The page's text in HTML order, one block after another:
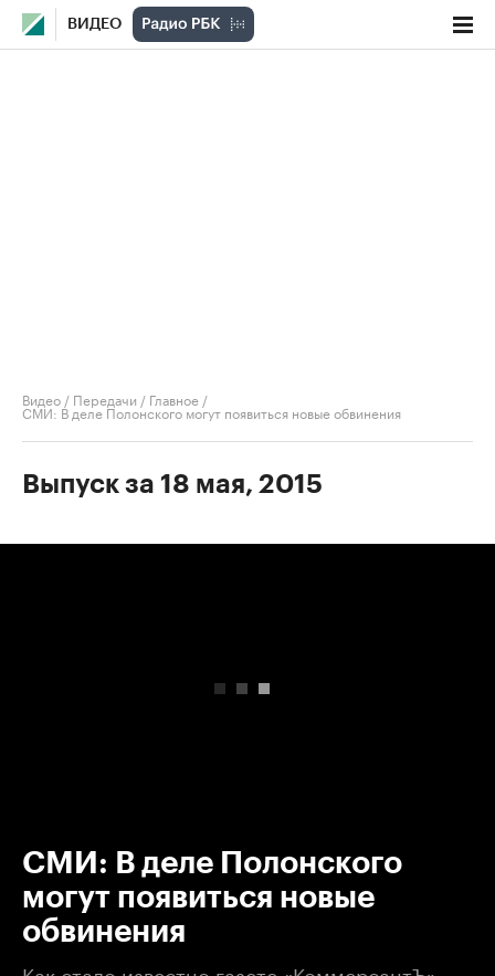
ВИДЕО
Видео / Передачи / Главное /
СМИ: В деле Полонского могут появиться новые обвинения
Выпуск за 18 мая, 2015
СМИ: В деле Полонского
могут появиться новые
обвинения